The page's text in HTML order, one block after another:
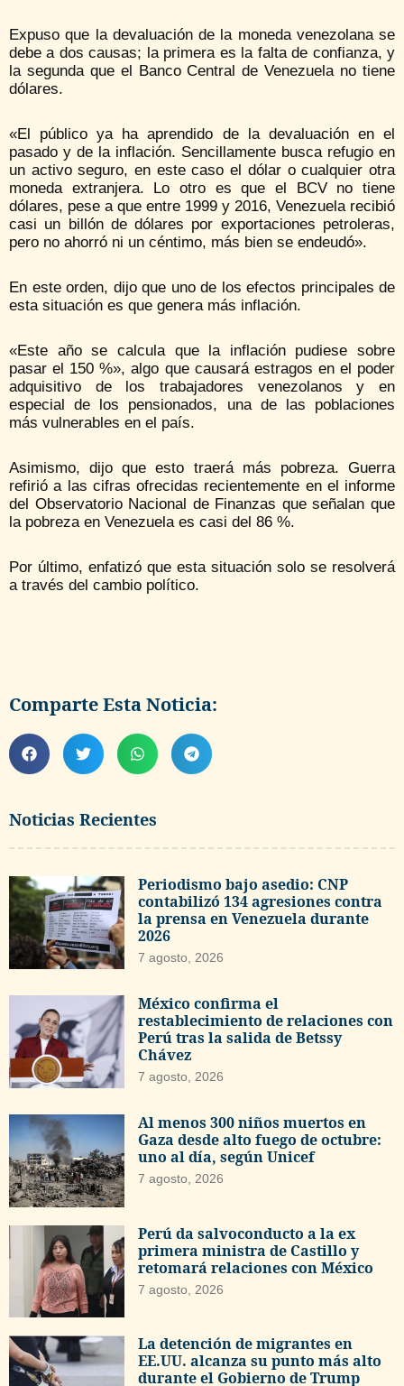
Noticias Recientes
Periodismo bajo asedio: CNP
contabilizó 134 agresiones contra
la prensa en Venezuela durante
2026
7 agosto, 2026
México confirma el
restablecimiento de relaciones con
Perú tras la salida de Betssy
Chávez
7 agosto, 2026
Al menos 300 niños muertos en
Gaza desde alto fuego de octubre:
uno al día, según Unicef
7 agosto, 2026
Perú da salvoconducto a la ex
primera ministra de Castillo y
retomará relaciones con México
7 agosto, 2026
La detención de migrantes en
EE.UU. alcanza su punto más alto
durante el Gobierno de Trump
Expuso que la devaluación de la moneda venezolana se
debe a dos causas; la primera es la falta de confianza, y
la segunda que el Banco Central de Venezuela no tiene
dólares.
«El público ya ha aprendido de la devaluación en el
pasado y de la inflación. Sencillamente busca refugio en
un activo seguro, en este caso el dólar o cualquier otra
moneda extranjera. Lo otro es que el BCV no tiene
dólares, pese a que entre 1999 y 2016, Venezuela recibió
casi un billón de dólares por exportaciones petroleras,
pero no ahorró ni un céntimo, más bien se endeudó».
En este orden, dijo que uno de los efectos principales de
esta situación es que genera más inflación.
«Este año se calcula que la inflación pudiese sobre
pasar el 150 %», algo que causará estragos en el poder
adquisitivo de los trabajadores venezolanos y en
especial de los pensionados, una de las poblaciones
más vulnerables en el país.
Asimismo, dijo que esto traerá más pobreza. Guerra
refirió a las cifras ofrecidas recientemente en el informe
del Observatorio Nacional de Finanzas que señalan que
la pobreza en Venezuela es casi del 86 %.
Por último, enfatizó que esta situación solo se resolverá
a través del cambio político.
Comparte Esta Noticia: